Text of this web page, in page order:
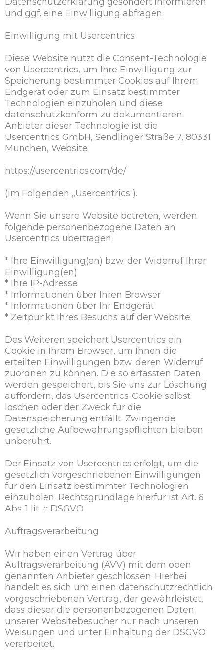
und ggf. eine Einwilligung abfragen.
Einwilligung mit Usercentrics
Diese Website nutzt die Consent-Technologie
von Usercentrics, um Ihre Einwilligung zur
Speicherung bestimmter Cookies auf Ihrem
Endgerät oder zum Einsatz bestimmter
Technologien einzuholen und diese
datenschutzkonform zu dokumentieren.
Anbieter dieser Technologie ist die
Usercentrics GmbH, Sendlinger Straße 7, 80331
München, Website:
https://usercentrics.com/de/
(im Folgenden „Usercentrics“).
Wenn Sie unsere Website betreten, werden
folgende personenbezogene Daten an
Usercentrics übertragen:
* Ihre Einwilligung(en) bzw. der Widerruf Ihrer
Einwilligung(en)
* Ihre IP-Adresse
* Informationen über Ihren Browser
* Informationen über Ihr Endgerät
* Zeitpunkt Ihres Besuchs auf der Website
Des Weiteren speichert Usercentrics ein
Cookie in Ihrem Browser, um Ihnen die
erteilten Einwilligungen bzw. deren Widerruf
zuordnen zu können. Die so erfassten Daten
werden gespeichert, bis Sie uns zur Löschung
auffordern, das Usercentrics-Cookie selbst
löschen oder der Zweck für die
Datenspeicherung entfällt. Zwingende
gesetzliche Aufbewahrungspflichten bleiben
unberührt.
Der Einsatz von Usercentrics erfolgt, um die
gesetzlich vorgeschriebenen Einwilligungen
für den Einsatz bestimmter Technologien
einzuholen. Rechtsgrundlage hierfür ist Art. 6
Abs. 1 lit. c DSGVO.
Auftragsverarbeitung
Wir haben einen Vertrag über
Auftragsverarbeitung (AVV) mit dem oben
genannten Anbieter geschlossen. Hierbei
handelt es sich um einen datenschutzrechtlich
vorgeschriebenen Vertrag, der gewährleistet,
dass dieser die personenbezogenen Daten
unserer Websitebesucher nur nach unseren
Weisungen und unter Einhaltung der DSGVO
verarbeitet.